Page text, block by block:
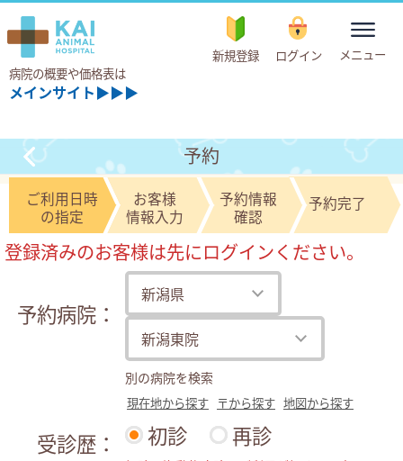
新規登録 ログイン
toggle
メニュー
病院の概要や価格表は
メインサイト▶▶▶
予約
ご利用日時
の指定
お客様
情報入力
予約情報
確認
予約完了
登録済みのお客様は先にログインください。
予約病院：
別の病院を検索
現在地から探す 〒から探す 地図から探す
受診歴： 初診 再診